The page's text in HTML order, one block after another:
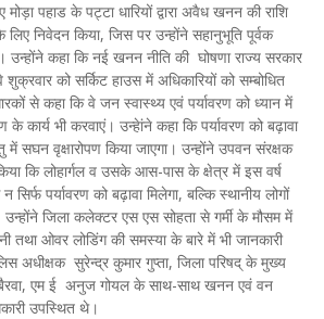
पहाड के पट्टा धारियों द्वारा अवैध खनन की राशि
निवेदन किया, जिस पर उन्होंने सहानुभूति पूर्वक
उन्होंने कहा कि नई खनन नीति की घोषणा राज्य सरकार
शुक्रवार को सर्किट हाउस में अधिकारियों को सम्बोधित
से कहा कि वे जन स्वास्थ्य एवं पर्यावरण को ध्यान में
कार्य भी करवाएं। उन्हेांने कहा कि पर्यावरण को बढ़ावा
में सघन वृक्षारोपण किया जाएगा। उन्होंने उपवन संरक्षक
कि लोहार्गल व उसके आस-पास के क्षेत्र में इस वर्ष
पर्यावरण को बढ़ावा मिलेगा, बल्कि स्थानीय लोगों
उन्होंने जिला कलेक्टर एस एस सोहता से गर्मी के मौसम में
तथा ओवर लोडिंग की समस्या के बारे में भी जानकारी
अधीक्षक सुरेन्द्र कुमार गुप्ता, जिला परिषद् के मुख्य
बैरवा, एम ई अनुज गोयल के साथ-साथ खनन एवं वन
उपस्थित थे।